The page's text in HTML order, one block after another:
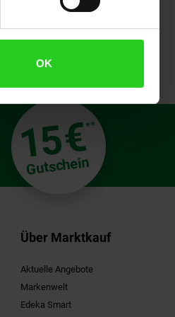
OK
15€**
Gutschein
Über Marktkauf
Aktuelle Angebote
Markenwelt
Edeka Smart